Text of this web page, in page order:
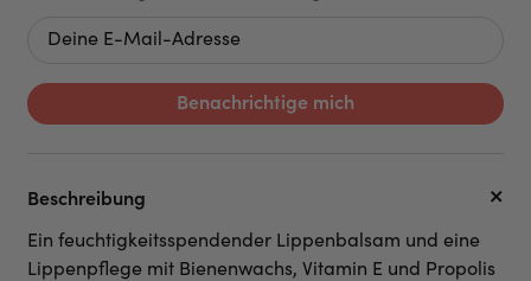
Benachrichtige mich
Beschreibung
Ein feuchtigkeitsspendender Lippenbalsam und eine
Lippenpflege mit Bienenwachs, Vitamin E und Propolis